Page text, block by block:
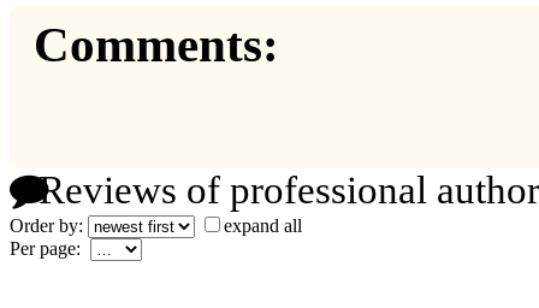
Comments:
Reviews of professional
Order by:
expand all
Per page: